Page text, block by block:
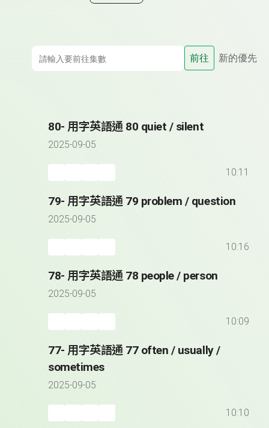
前往 新的優先
80- 用字英語通 80 quiet / silent
2025-09-05
10:11
79- 用字英語通 79 problem / question
2025-09-05
10:16
78- 用字英語通 78 people / person
2025-09-05
10:09
77- 用字英語通 77 often / usually /
sometimes
2025-09-05
10:10